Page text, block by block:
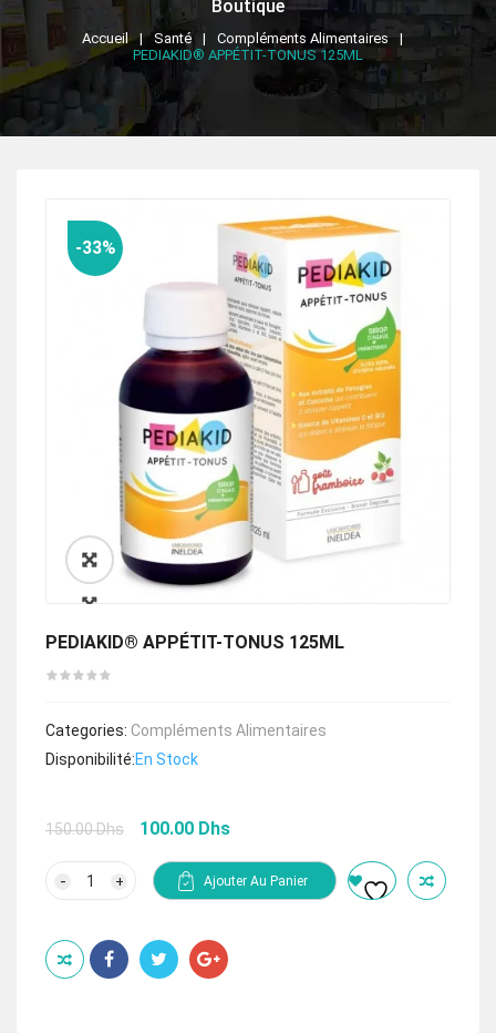
Boutique
Accueil Santé
Compléments Alimentaires
PEDIAKID® APPÉTIT-TONUS 125ML
🔍
-33%
PEDIAKID® APPÉTIT-TONUS 125ML
Categories: Compléments Alimentaires
Disponibilité:En Stock
150.00Dhs
Le
initial
était :
100.00 Dhs
est :
TONUS
125ML
Ajouter Au Panier